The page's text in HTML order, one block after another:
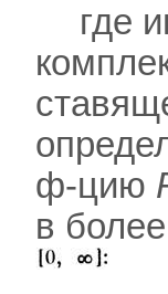
где
ф-цию
в